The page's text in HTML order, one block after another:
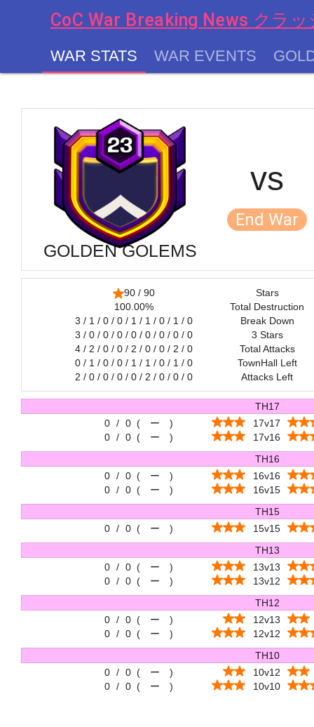
CoC War Breaking News クラ
WAR STATS WAR EVENTS
GOLDEN GOLEMS
vs
End War
90 / 90
100.00%
3 / 1 / 0 / 0 / 1 / 1 / 0 / 1 / 0
3 / 0 / 0 / 0 / 0 / 0 / 0 / 0 / 0
4 / 2 / 0 / 0 / 2 / 0 / 0 / 2 / 0
0 / 1 / 0 / 0 / 1 / 1 / 0 / 1 / 0
2 / 0 / 0 / 0 / 0 / 2 / 0 / 0 / 0
Stars
Total Destruction
Break Down
3 Stars
Total Attacks
TownHall Left
Attacks Left
TH17
0 / 0 ( ー )
17v17
0 / 0 ( ー )
17v16
TH16
0 / 0 ( ー )
16v16
0 / 0 ( ー )
16v15
TH15
0 / 0 ( ー )
15v15
TH13
0 / 0 ( ー )
13v13
0 / 0 ( ー )
13v12
TH12
0 / 0 ( ー )
12v13
0 / 0 ( ー )
12v12
TH10
0 / 0 ( ー )
10v12
0 / 0 ( ー ) 10v10